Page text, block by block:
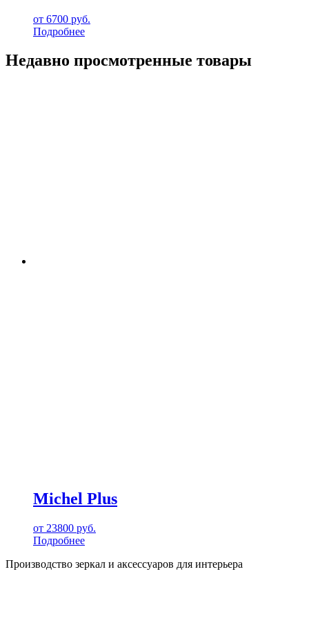
от 6700 руб.
Подробнее
Недавно просмотренные товары
Michel Plus
от 23800 руб.
Подробнее
Производство зеркал и аксессуаров для интерьера